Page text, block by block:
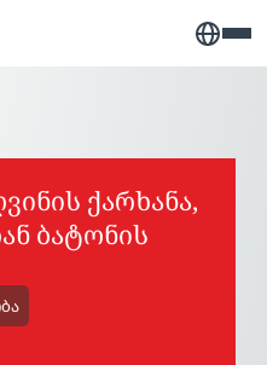
ქარხანა,
ბატონის